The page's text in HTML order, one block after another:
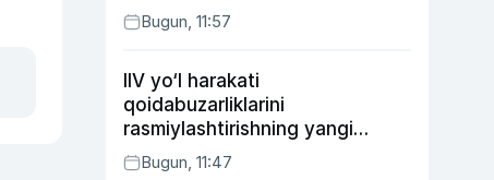
aktyorlari va Kamelot qasriga
sayohat qilgan Zebo Rahimova
Bugun, 11:57
IIV yo‘l harakati
qoidabuzarliklarini
rasmiylashtirishning yangi
tartibini taklif qildi
Bugun, 11:47